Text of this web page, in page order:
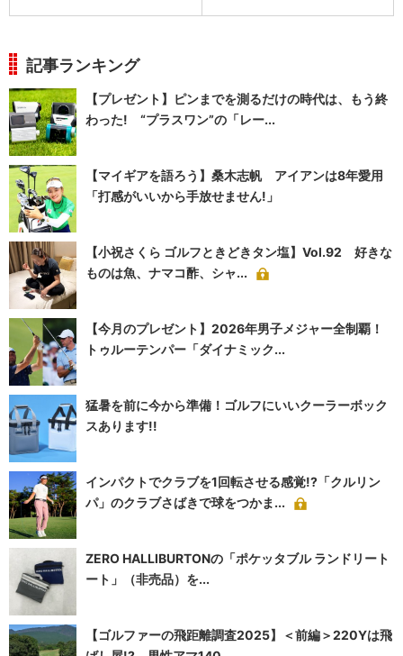
記事ランキング
【プレゼント】ピンまでを測るだけの時代は、もう終
わった! “プラスワン”の「レー...
【マイギアを語ろう】桑木志帆 アイアンは8年愛用
「打感がいいから手放せません!」
【小祝さくら ゴルフときどきタン塩】Vol.92 好きな
ものは魚、ナマコ酢、シャ...
【今月のプレゼント】2026年男子メジャー全制覇！
トゥルーテンパー「ダイナミック...
猛暑を前に今から準備！ゴルフにいいクーラーボック
スあります!!
インパクトでクラブを1回転させる感覚!?「クルリン
パ」のクラブさばきで球をつかま...
ZERO HALLIBURTONの「ポケッタブル ランドリート
ート」（非売品）を...
【ゴルファーの飛距離調査2025】＜前編＞220Yは飛